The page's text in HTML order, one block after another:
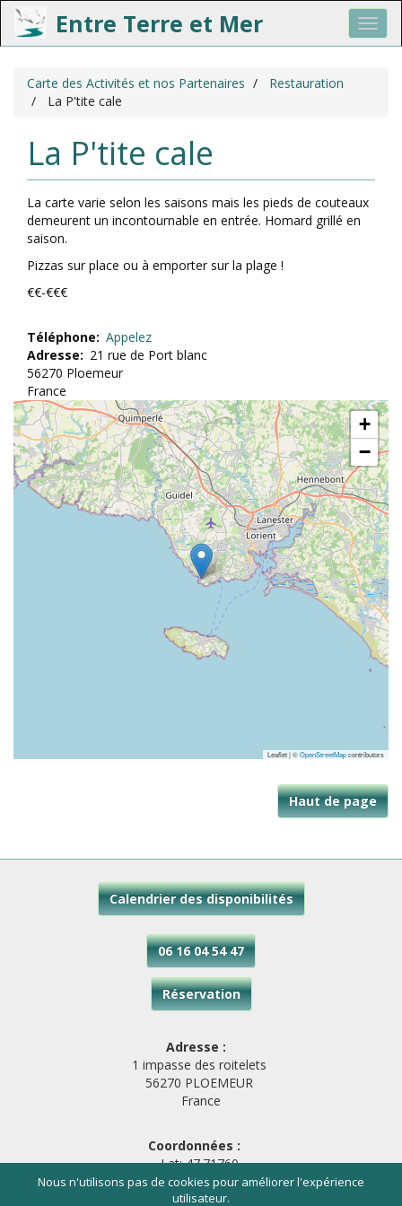
contenu
Entre Terre et Mer
Carte des Activités et nos Partenaires
Restauration
La P'tite cale
La P'tite cale
La carte varie selon les saisons mais les pieds de couteaux
demeurent un incontournable en entrée. Homard grillé en
saison.
Pizzas sur place ou à emporter sur la plage !
€€-€€€
Téléphone
Appelez
Adresse
21 rue de Port blanc
56270 Ploemeur
France
Geolocation‎
+
−
Leaflet | ©OpenStreetMapcontributors
Haut de page
Calendrier des disponibilités
06 16 04 54 47
Réservation
Adresse :
1 impasse des roitelets
56270 PLOEMEUR
France
Coordonnées :
Lat: 47.71760
Long: -3.42288
Nous n'utilisons pas de cookies pour améliorer l'expérience
utilisateur.